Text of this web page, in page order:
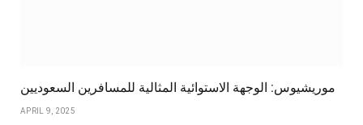
موريشيوس: الوجهة الاستوائية المثالية للمسافرين السعوديين
APRIL 9, 2025